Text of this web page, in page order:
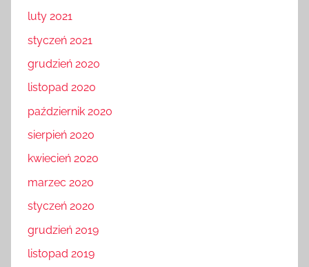
luty 2021
styczeń 2021
grudzień 2020
listopad 2020
październik 2020
sierpień 2020
kwiecień 2020
marzec 2020
styczeń 2020
grudzień 2019
listopad 2019